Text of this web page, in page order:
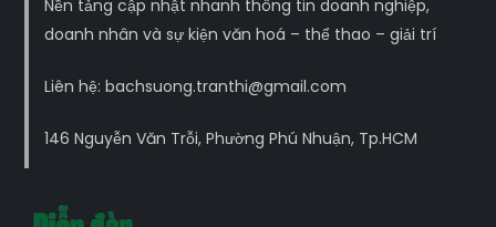
Nền tảng cập nhật nhanh thông tin doanh nghiệp,
doanh nhân và sự kiện văn hoá – thể thao – giải trí
Liên hệ: bachsuong.tranthi@gmail.com
146 Nguyễn Văn Trỗi, Phường Phú Nhuận, Tp.HCM